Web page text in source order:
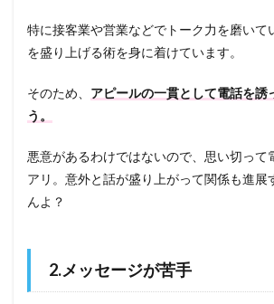
特に接客業や営業などでトーク力を磨いて
を盛り上げる術を身に着けています。
そのため、 アピールの一貫として電話を誘
う。
悪意があるわけではないので、思い切って
アリ。意外と話が盛り上がって関係も進展
んよ？
2.メッセージが苦手